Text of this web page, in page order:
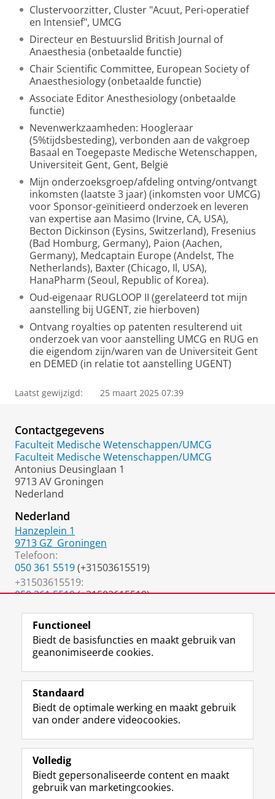
Clustervoorzitter, Cluster "Acuut, Peri-operatief
en Intensief", UMCG
Directeur en Bestuurslid British Journal of
Anaesthesia (onbetaalde functie)
Chair Scientific Committee, European Society of
Anaesthesiology (onbetaalde functie)
Associate Editor Anesthesiology (onbetaalde
functie)
Nevenwerkzaamheden: Hoogleraar
(5%tijdsbesteding), verbonden aan de vakgroep
Basaal en Toegepaste Medische Wetenschappen,
Universiteit Gent, Gent, België
Mijn onderzoeksgroep/afdeling ontving/ontvangt
inkomsten (laatste 3 jaar) (inkomsten voor UMCG)
voor Sponsor-geïnitieerd onderzoek en leveren
van expertise aan Masimo (Irvine, CA, USA),
Becton Dickinson (Eysins, Switzerland), Fresenius
(Bad Homburg, Germany), Paion (Aachen,
Germany), Medcaptain Europe (Andelst, The
Netherlands), Baxter (Chicago, Il, USA),
HanaPharm (Seoul, Republic of Korea).
Oud-eigenaar RUGLOOP II (gerelateerd tot mijn
aanstelling bij UGENT, zie hierboven)
Ontvang royalties op patenten resulterend uit
onderzoek van voor aanstelling UMCG en RUG en
die eigendom zijn/waren van de Universiteit Gent
en DEMED (in relatie tot aanstelling UGENT)
Laatst gewijzigd: 25 maart 2025 07:39
Contactgegevens
Faculteit Medische Wetenschappen/UMCG
Faculteit Medische Wetenschappen/UMCG
Antonius Deusinglaan 1
9713 AV Groningen
Nederland
Nederland
Hanzeplein 1
9713 GZ Groningen
Telefoon:
050 361 5519(+31503615519)
+31503615519:
050 361 5519(+31503615519)
Volg de RUG
F
a
e
b
o
p
a
L
i
k
e
I
-
p
R
S
-
f
e
R
I
n
t
r
m
Y
o
T
e
k
Studiekiezers
Alumni
Over ons
Functioneel
Biedt de basisfuncties en maakt gebruik van
geanonimiseerde cookies.
Standaard
Biedt de optimale werking en maakt gebruik
van onder andere videocookies.
Volledig
Biedt gepersonaliseerde content en maakt
gebruik van marketingcookies.